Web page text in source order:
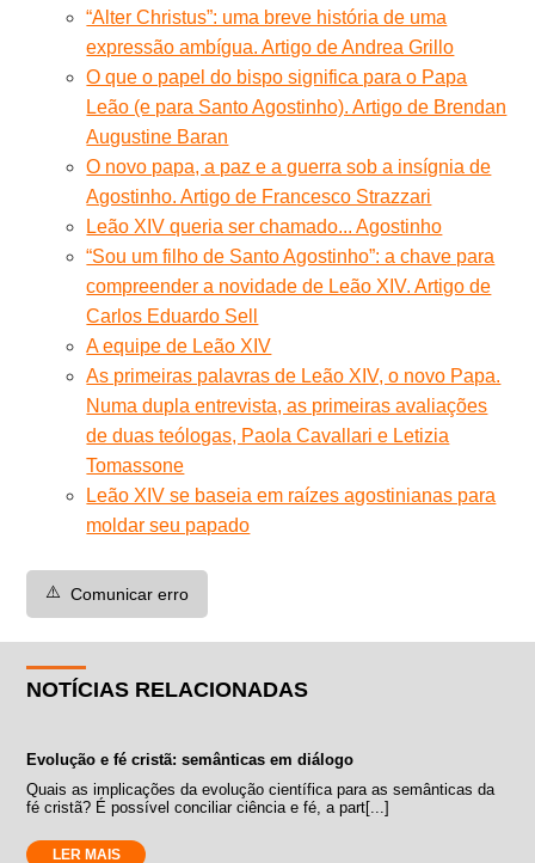
“Alter Christus”: uma breve história de uma
expressão ambígua. Artigo de Andrea Grillo
O que o papel do bispo significa para o Papa
Leão (e para Santo Agostinho). Artigo de Brendan
Augustine Baran
O novo papa, a paz e a guerra sob a insígnia de
Agostinho. Artigo de Francesco Strazzari
Leão XIV queria ser chamado... Agostinho
“Sou um filho de Santo Agostinho”: a chave para
compreender a novidade de Leão XIV. Artigo de
Carlos Eduardo Sell
A equipe de Leão XIV
As primeiras palavras de Leão XIV, o novo Papa.
Numa dupla entrevista, as primeiras avaliações
de duas teólogas, Paola Cavallari e Letizia
Tomassone
Leão XIV se baseia em raízes agostinianas para
moldar seu papado
⚠️ Comunicar erro
NOTÍCIAS RELACIONADAS
Evolução e fé cristã: semânticas em diálogo
Quais as implicações da evolução científica para as semânticas da
fé cristã? É possível conciliar ciência e fé, a part[...]
LER MAIS